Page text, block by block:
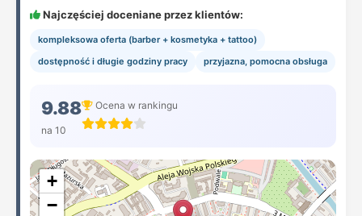
Najczęściej doceniane przez klientów:
kompleksowa oferta (barber + kosmetyka + tattoo)
dostępność i długie godziny pracy
przyjazna, pomocna obsługa
9.88
na 10
Ocena w rankingu
+
−